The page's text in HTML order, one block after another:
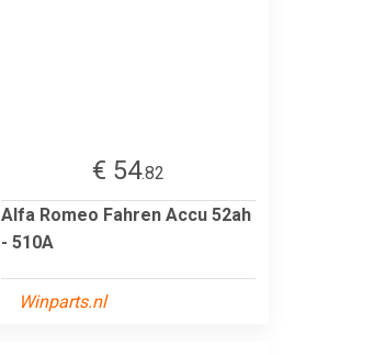
€ 54.82
Alfa Romeo Fahren Accu 52ah
- 510A
Winparts.nl